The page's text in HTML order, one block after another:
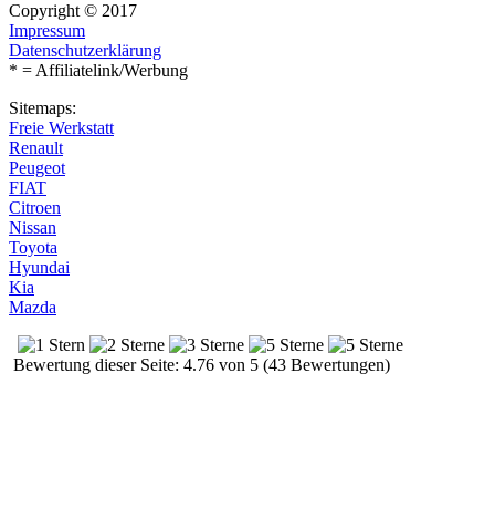
Copyright © 2017
Impressum
Datenschutzerklärung
* = Affiliatelink/Werbung
Sitemaps:
Freie Werkstatt
Renault
Peugeot
FIAT
Citroen
Nissan
Toyota
Hyundai
Kia
Mazda
Bewertung dieser Seite: 4.76 von 5 (43 Bewertungen)